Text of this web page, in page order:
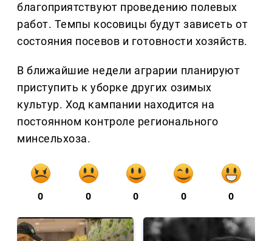
благоприятствуют проведению полевых
работ. Темпы косовицы будут зависеть от
состояния посевов и готовности хозяйств.
В ближайшие недели аграрии планируют
приступить к уборке других озимых
культур. Ход кампании находится на
постоянном контроле регионального
минсельхоза.
0 0 0 0 0